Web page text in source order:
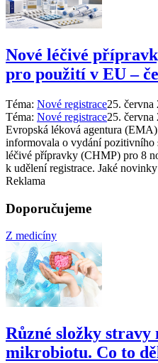
Nové léčivé
pro použití v EU –⁠
Téma: Nové registrace25. června
Téma: Nové registrace25. června
Evropská léková agentura
informovala o vydání
léčivé přípravky (CHMP) pro 8
k udělení registrace. Jaké
Reklama
Doporučujeme
Z medicíny
Různé složky stravy
mikrobiotu. Co to